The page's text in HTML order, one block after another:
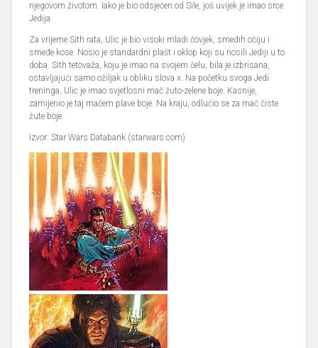
njegovom životom. Iako je bio odsječen od Sile, još uvijek je imao srce
Jedija.
Za vrijeme Sith rata, Ulic je bio visoki mladi čovjek, smeđih očiju i
smeđe kose. Nosio je standardni plašt i oklop koji su nosili Jediji u to
doba. Sith tetovaža, koju je imao na svojem čelu, bila je izbrisana,
ostavljajući samo ožiljak u obliku slova x. Na početku svoga Jedi
treninga, Ulic je imao svjetlosni mač žuto-zelene boje. Kasnije,
zamijenio je taj mačem plave boje. Na kraju, odlučio se za mač čiste
žute boje.
Izvor: Star Wars Databank (starwars.com)